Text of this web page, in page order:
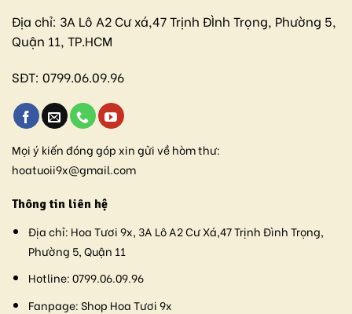
Địa chỉ: 3A Lô A2 Cư xá,47 Trịnh ĐÌnh Trọng, Phường 5,
Quận 11, TP.HCM
SĐT: 0799.06.09.96
Mọi ý kiến đóng góp xin gửi về hòm thư:
hoatuoii9x@gmail.com
Thông tin liên hệ
Địa chỉ: Hoa Tươi 9x, 3A Lô A2 Cư Xá,47 Trịnh Đình Trọng,
Phường 5, Quận 11
Hotline:0799.06.09.96
Fanpage:Shop Hoa Tươi 9x